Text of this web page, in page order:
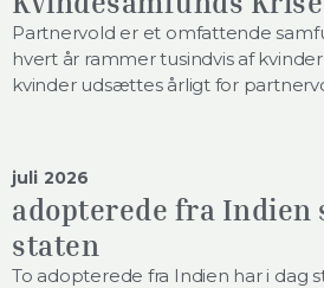
Partnervold er et omfattende
hvert år rammer tusindvis af
kvinder udsættes årligt for
juli 2026
adopterede fra
staten
To adopterede fra Indien har i dag